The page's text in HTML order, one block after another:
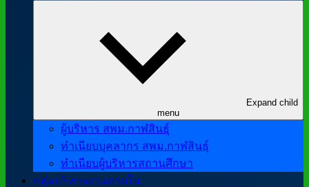
Expand child
menu
ผู้บริหาร สพม.กาฬสินธุ์
ทำเนียบบุคลากร สพม.กาฬสินธุ์
ทำเนียบผู้บริหารสถานศึกษา
กลุ่มบริหารงานภายใน